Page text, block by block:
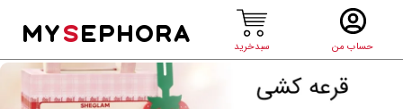
حساب من سبدخرید
MYSEPHORA